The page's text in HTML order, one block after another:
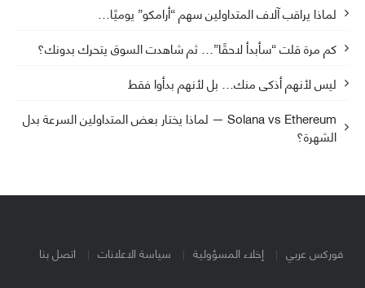
لماذا يراقب آلاف المتداولين سهم “أرامكو” يوميًا…
كم مرة قلت “سأبدأ لاحقًا”… ثم شاهدت السوق يتحرك بدونك؟
ليس لأنهم أذكى منك… بل لأنهم بدأوا فقط
Solana vs Ethereum — لماذا يختار بعض المتداولين السرعة بدل
الشهرة؟
فوركس عربي إخلاء المسؤولية سياسة الاعلانات اتصل بنا